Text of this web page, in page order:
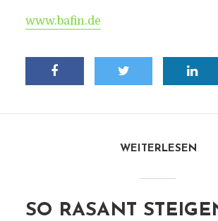
www.bafin.de
WEITERLESEN
SO RASANT